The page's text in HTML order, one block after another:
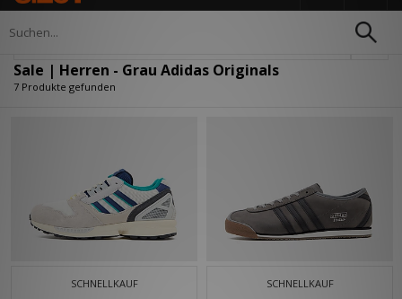
Sale | Herren - Grau Adidas Originals
7 Produkte gefunden
SCHNELLKAUF SCHNELLKAUF